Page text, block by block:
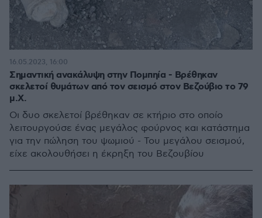
Σημαντική ανακάλυψη στην Πομπηία - Βρέθηκαν
σκελετοί θυμάτων από τον σεισμό στον Βεζούβιο το 79
μ.Χ.
Οι δυο σκελετοί βρέθηκαν σε κτήριο στο οποίο
λειτουργούσε ένας μεγάλος φούρνος και κατάστημα
για την πώληση του ψωμιού - Του μεγάλου σεισμού,
είχε ακολουθήσει η έκρηξη του Βεζουβίου
16.05.2023, 16:00